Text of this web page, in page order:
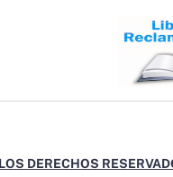
DERECHOS